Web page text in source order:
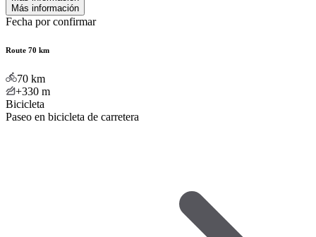
Más información
Fecha por confirmar
Route 70 km
70 km
+330 m
Bicicleta
Paseo en bicicleta de carretera